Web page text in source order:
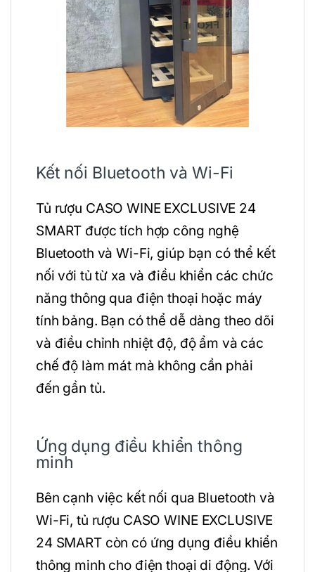
Kết nối Bluetooth và Wi-Fi
Tủ rượu CASO WINE EXCLUSIVE 24
SMART được tích hợp công nghệ
Bluetooth và Wi-Fi, giúp bạn có thể kết
nối với tủ từ xa và điều khiển các chức
năng thông qua điện thoại hoặc máy
tính bảng. Bạn có thể dễ dàng theo dõi
và điều chỉnh nhiệt độ, độ ẩm và các
chế độ làm mát mà không cần phải
đến gần tủ.
Ứng dụng điều khiển thông
minh
Bên cạnh việc kết nối qua Bluetooth và
Wi-Fi, tủ rượu CASO WINE EXCLUSIVE
24 SMART còn có ứng dụng điều khiển
thông minh cho điện thoại di động. Với